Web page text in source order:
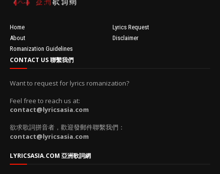
Home
Lyrics Request
About
Disclaimer
Romanization Guidelines
CONTACT US 聯繫我們
Want to request for lyrics romanization?
Feel free to reach us at:
contact@lyricsasia.com
欲求歌詞拼音者，歡迎發郵件聯繫我們：
contact@lyricsasia.com
LYRICSASIA.COM 亞洲歌詞網